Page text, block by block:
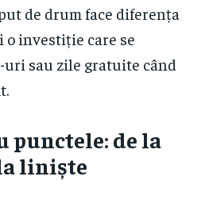
de drum face diferența
investiție care se
sau zile gratuite când
punctele: de la
liniște